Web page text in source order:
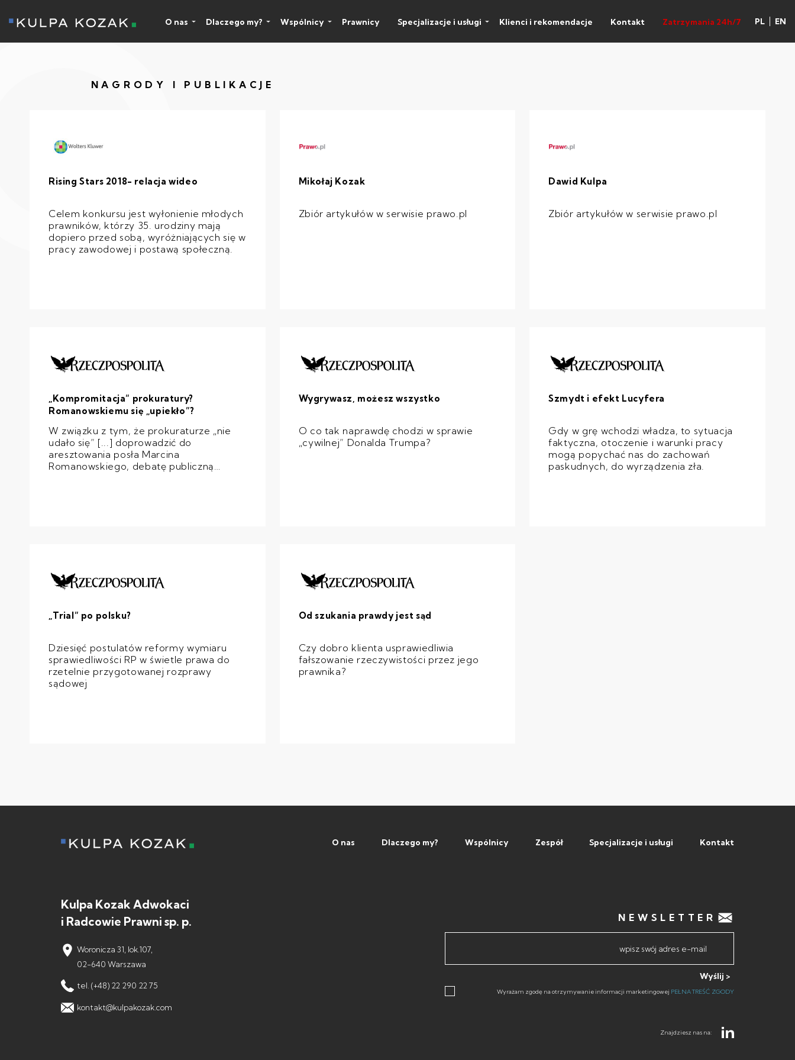
O nas Dlaczego my? Wspólnicy Prawnicy Specjalizacje i usługi Klienci i rekomendacje Kontakt Zatrzymania 24h/7 PL EN
NAGRODY I PUBLIKACJE
Rising Stars 2018- relacja wideo
Celem konkursu jest wyłonienie młodych
prawników, którzy 35. urodziny mają
dopiero przed sobą, wyróżniających się w
pracy zawodowej i postawą społeczną.
Mikołaj Kozak
Zbiór artykułów w serwisie prawo.pl
Dawid Kulpa
Zbiór artykułów w serwisie prawo.pl
„Kompromitacja” prokuratury?
Romanowskiemu się „upiekło”?
W związku z tym, że prokuraturze „nie
udało się” [...] doprowadzić do
aresztowania posła Marcina
Romanowskiego, debatę publiczną
Wygrywasz, możesz wszystko
O co tak naprawdę chodzi w sprawie
„cywilnej” Donalda Trumpa?
Szmydt i efekt Lucyfera
Gdy w grę wchodzi władza, to sytuacja
faktyczna, otoczenie i warunki pracy
mogą popychać nas do zachowań
paskudnych, do wyrządzenia zła.
„Trial” po polsku?
Dziesięć postulatów reformy wymiaru
sprawiedliwości RP w świetle prawa do
rzetelnie przygotowanej rozprawy
sądowej
Od szukania prawdy jest sąd
Czy dobro klienta usprawiedliwia
fałszowanie rzeczywistości przez jego
prawnika?
O nas Dlaczego my? Wspólnicy Zespół Specjalizacje i usługi Kontakt
Kulpa Kozak Adwokaci
i Radcowie Prawni sp. p.
Woronicza 31, lok.107,
02-640 Warszawa
tel. (+48) 22 290 22 75
kontakt@kulpakozak.com
NEWSLETTER
Wyślij
Wyrażam zgodę na otrzymywanie informacji marketingowej PEŁNA TREŚĆ ZGODY
Znajdziesz nas na: